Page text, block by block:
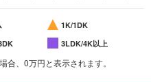
1K/1DK
3LDK/4K以上
合、0万円と表示されます。